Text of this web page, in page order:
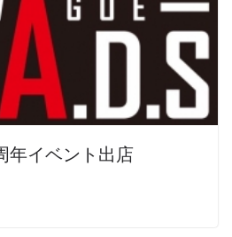
年イベント出店